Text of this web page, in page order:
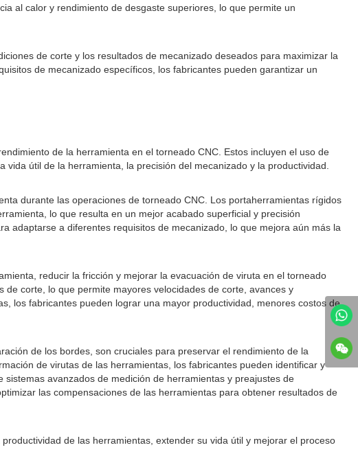
al calor y rendimiento de desgaste superiores, lo que permite un
de corte y los resultados de mecanizado deseados para maximizar la
de mecanizado específicos, los fabricantes pueden garantizar un
de la herramienta en el torneado CNC. Estos incluyen el uso de
útil de la herramienta, la precisión del mecanizado y la productividad.
durante las operaciones de torneado CNC. Los portaherramientas rígidos
lo que resulta en un mejor acabado superficial y precisión
adaptarse a diferentes requisitos de mecanizado, lo que mejora aún más la
reducir la fricción y mejorar la evacuación de viruta en el torneado
corte, lo que permite mayores velocidades de corte, avances y
los fabricantes pueden lograr una mayor productividad, menores costos de
de los bordes, son cruciales para preservar el rendimiento de la
de virutas de las herramientas, los fabricantes pueden identificar y
avanzados de medición de herramientas y preajustes de
las compensaciones de las herramientas para obtener resultados de
de las herramientas, extender su vida útil y mejorar el proceso